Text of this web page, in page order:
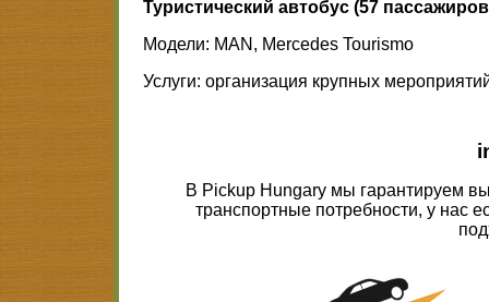
Туристический автобус (57
Модели: MAN, Mercedes Tourismo
Услуги: организация крупных
В Pickup Hungary мы гарантируем
транспортные потребности, у нас